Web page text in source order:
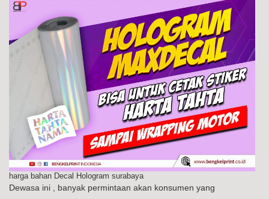
harga bahan Decal Hologram surabaya
Dewasa ini , banyak permintaan akan konsumen yang